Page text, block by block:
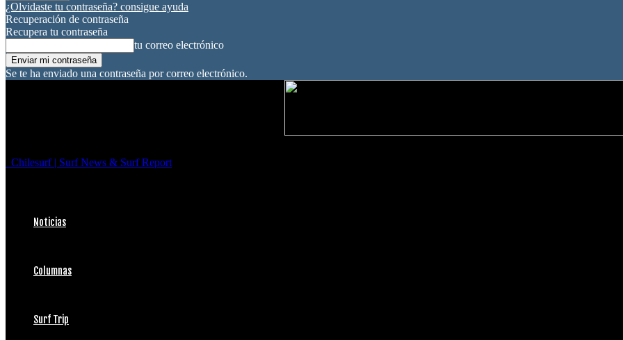
¿Olvidaste tu contraseña? consigue ayuda
Recuperación de contraseña
Recupera tu contraseña
tu correo electrónico
Se te ha enviado una contraseña por correo electrónico.
Chilesurf | Surf News & Surf Report
Noticias
Columnas
Surf Trip